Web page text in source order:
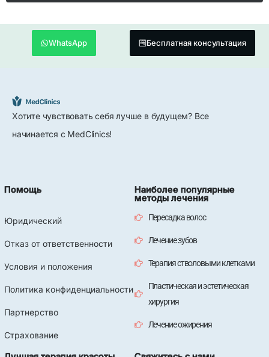
WhatsApp Бесплатная консультация
Хотите чувствовать себя лучше в будущем? Все
начинается с MedClinics!
Помощь
Юридический
Отказ от ответственности
Условия и положения
Политика конфиденциальности
Партнерство
Страхование
Наиболее популярные
методы лечения
Пересадка волос
Лечение зубов
Терапия стволовыми клетками
Пластическая и эстетическая
хирургия
Лечение ожирения